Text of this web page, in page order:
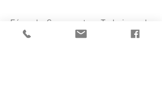
Fórmula Compuesta - Trabaja en la
limpieza del cuerpo mental. Purifica